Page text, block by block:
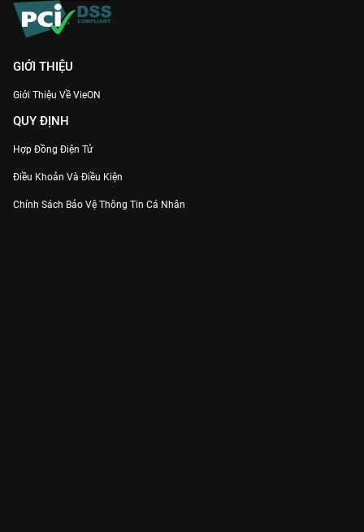
GIỚI THIỆU
Giới Thiệu Về VieON
QUY ĐỊNH
Hợp Đồng Điện Tử
Điều Khoản Và Điều Kiện
Chính Sách Bảo Vệ Thông Tin Cá Nhân